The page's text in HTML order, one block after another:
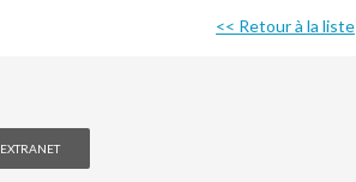
<< Retour à la liste
EXTRANET